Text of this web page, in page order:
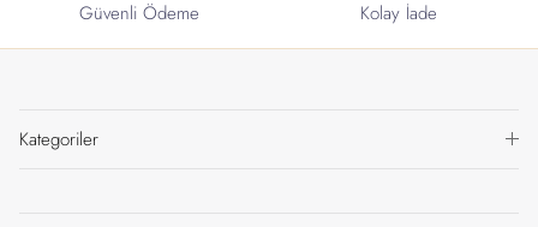
Güvenli Ödeme Kolay İade
Kategoriler